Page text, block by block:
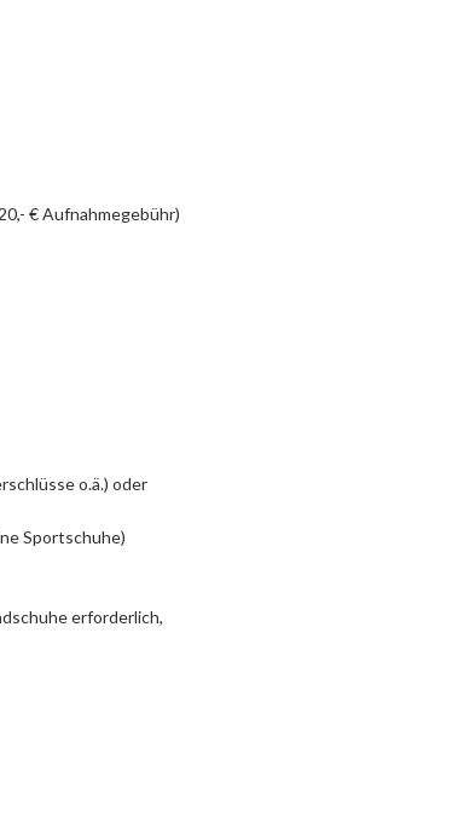
€ Aufnahmegebühr)
o.ä.) oder
Sportschuhe)
erforderlich,